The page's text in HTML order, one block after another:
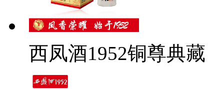
西凤酒1952铜尊典藏